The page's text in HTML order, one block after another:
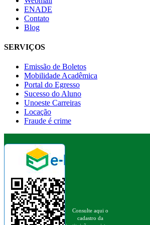
ENADE
Contato
Blog
SERVIÇOS
Emissão de Boletos
Mobilidade Acadêmica
Portal do Egresso
Sucesso do Aluno
Unoeste Carreiras
Locação
Fraude é crime
Consulte aqui o
cadastro da